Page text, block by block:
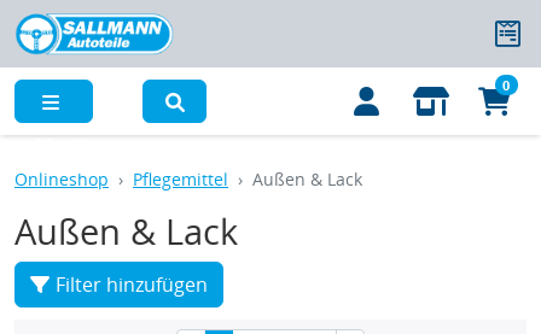
0
Onlineshop Pflegemittel Außen & Lack
Außen & Lack
Filter hinzufügen